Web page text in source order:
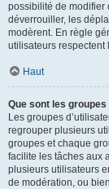
possibilité de modifier
déverrouiller, les
modèrent. En règle
utilisateurs respectent
Haut
Que sont les groupes
Les groupes
regrouper plusieurs
groupes et chaque
facilite les tâches aux
plusieurs utilisateurs
de modération, ou